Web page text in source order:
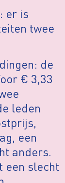
er is
twee
de
€ 3,33
leden
een
anders.
een slecht